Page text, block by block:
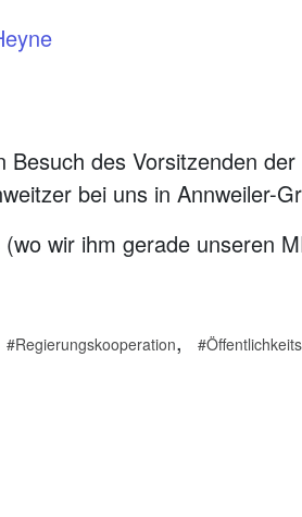
des Vorsitzenden
bei uns in Annweiler-
wir ihm gerade unseren
Regierungskooperation,